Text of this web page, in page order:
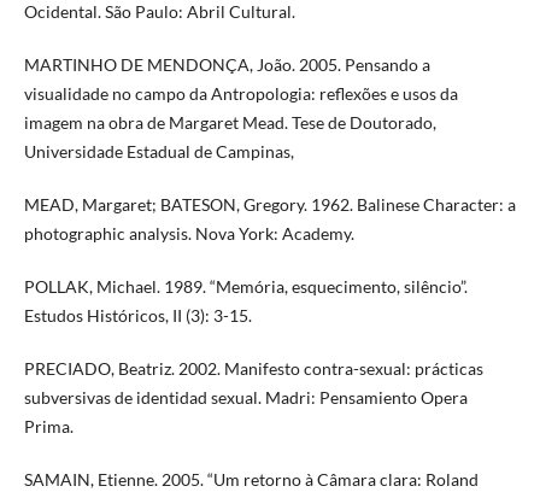
Ocidental. São Paulo: Abril Cultural.
MARTINHO DE MENDONÇA, João. 2005. Pensando a
visualidade no campo da Antropologia: reflexões e usos da
imagem na obra de Margaret Mead. Tese de Doutorado,
Universidade Estadual de Campinas,
MEAD, Margaret; BATESON, Gregory. 1962. Balinese Character: a
photographic analysis. Nova York: Academy.
POLLAK, Michael. 1989. “Memória, esquecimento, silêncio”.
Estudos Históricos, II (3): 3-15.
PRECIADO, Beatriz. 2002. Manifesto contra-sexual: prácticas
subversivas de identidad sexual. Madri: Pensamiento Opera
Prima.
SAMAIN, Etienne. 2005. “Um retorno à Câmara clara: Roland